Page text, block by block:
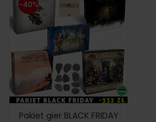
-40%
Pakiet gier BLACK FRIDAY